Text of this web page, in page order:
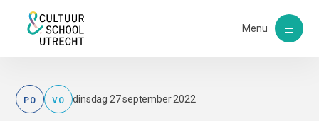
Menu
PO VO dinsdag 27 september 2022